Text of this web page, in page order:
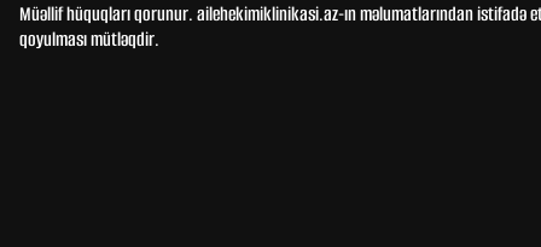
Müəllif hüquqları qorunur. ailehekimiklinikasi.az-ın məlumatlarından
qoyulması mütləqdir.